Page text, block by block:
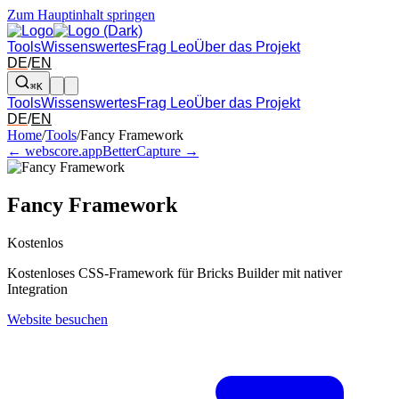
Zum Hauptinhalt springen
ToolsWissenswertesFrag LeoÜber das Projekt
DE/EN
⌘K
ToolsWissenswertesFrag LeoÜber das Projekt
DE/EN
Pfeil links und rechts: zum benachbarten Tool in der Übersicht
Home/Tools/Fancy Framework
← webscore.appBetterCapture →
Fancy Framework
Kostenlos
Kostenloses CSS-Framework für Bricks Builder mit nativer
Integration
Website besuchen